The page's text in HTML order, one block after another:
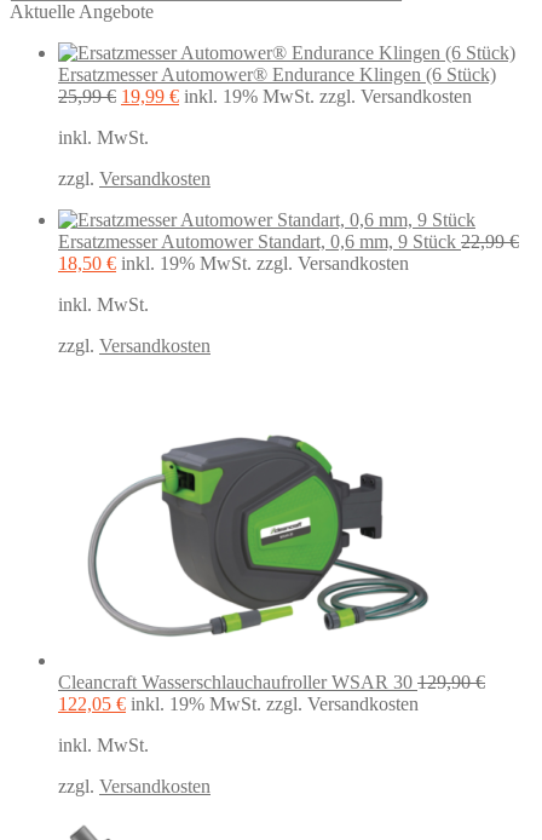
Aktuelle Angebote
Ersatzmesser Automower® Endurance Klingen (6 Stück)
25,99€ Ursprünglicher
war:
19,99 €Aktueller
inkl. 19% MwSt. zzgl. Versandkosten
inkl. MwSt.
zzgl. Versandkosten
Ersatzmesser Automower Standart, 0,6 mm, 9 Stück 22,99€
Ursprünglicher
war:
18,50 €Aktueller
ist:
inkl. 19% MwSt. zzgl. Versandkosten
inkl. MwSt.
zzgl. Versandkosten
Cleancraft Wasserschlauchaufroller WSAR 30 129,90€
Ursprünglicher
war:
122,05 €Aktueller
ist:
inkl. 19% MwSt. zzgl. Versandkosten
inkl. MwSt.
zzgl. Versandkosten